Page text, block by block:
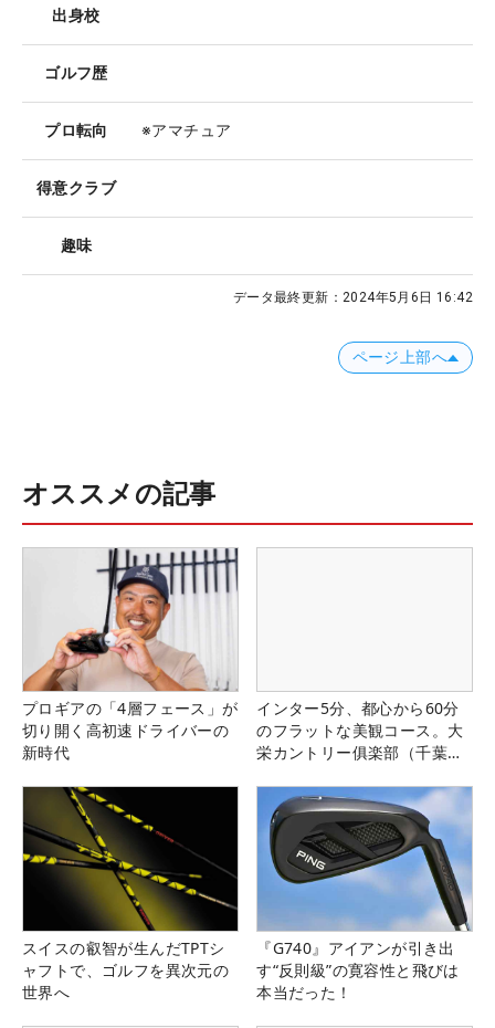
出身校
ゴルフ歴
プロ転向 ※アマチュア
得意クラブ
趣味
データ最終更新： 2024年5月6日 16:42
ページ上部へ
オススメの記事
プロギアの「4層フェース」が
切り開く高初速ドライバーの
新時代
インター5分、都心から60分
のフラットな美観コース。大
栄カントリー俱楽部（千葉
スイスの叡智が生んだTPTシ
ャフトで、ゴルフを異次元の
世界へ
『G740』アイアンが引き出
す“反則級”の寛容性と飛びは
本当だった！